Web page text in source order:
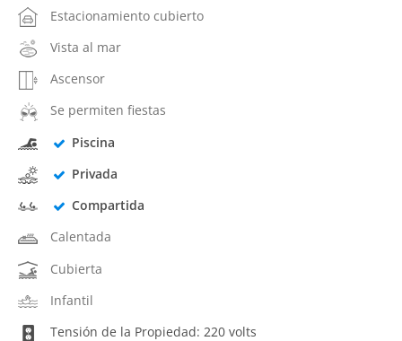
Estacionamiento cubierto
Vista al mar
Ascensor
Se permiten fiestas
Piscina
Privada
Compartida
Calentada
Cubierta
Infantil
Tensión de la Propiedad: 220 volts